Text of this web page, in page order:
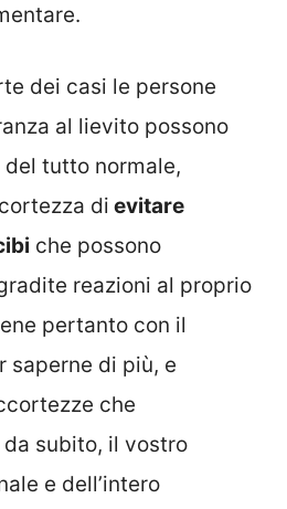
dei casi le persone
al lievito possono
tutto normale,
di evitare
che possono
reazioni al proprio
pertanto con il
saperne di più, e
che
subito, il vostro
e dell’intero